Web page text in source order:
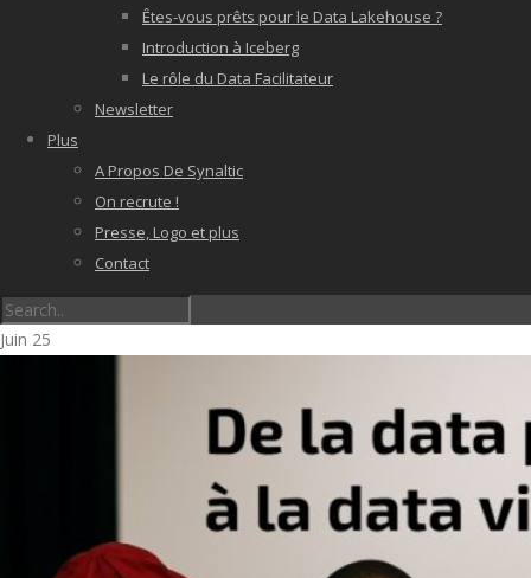
Êtes-vous prêts pour le Data Lakehouse ?
Introduction à Iceberg
Le rôle du Data Facilitateur
Newsletter
Plus
A Propos De Synaltic
On recrute !
Presse, Logo et plus
Contact
Juin 25